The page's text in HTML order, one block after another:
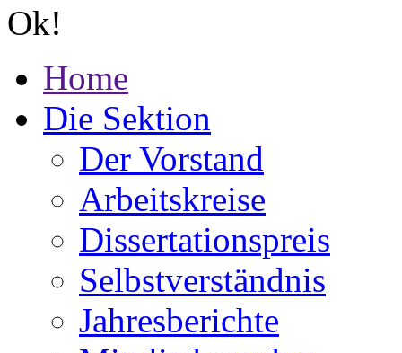
Ok!
Home
Die Sektion
Der Vorstand
Arbeitskreise
Dissertationspreis
Selbstverständnis
Jahresberichte